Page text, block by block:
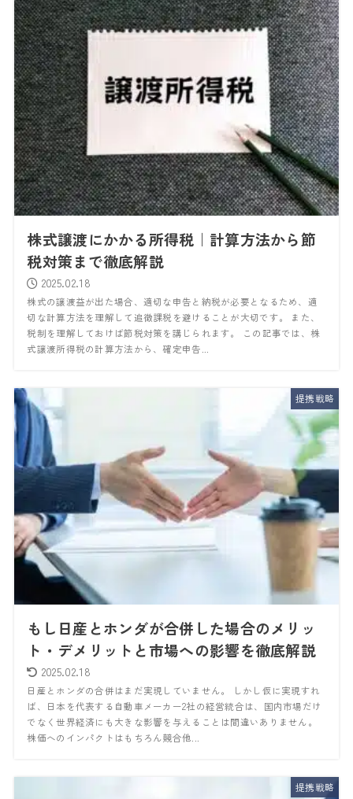
株式譲渡にかかる所得税｜計算方法から節
税対策まで徹底解説
2025.02.18
株式の譲渡益が出た場合、適切な申告と納税が必要となるため、適
切な計算方法を理解して追徴課税を避けることが大切です。 また、
税制を理解しておけば節税対策を講じられます。 この記事では、株
式譲渡所得税の計算方法から、確定申告...
提携戦略
もし日産とホンダが合併した場合のメリッ
ト・デメリットと市場への影響を徹底解説
2025.02.18
日産とホンダの合併はまだ実現していません。 しかし仮に実現すれ
ば、日本を代表する自動車メーカー2社の経営統合は、国内市場だけ
でなく世界経済にも大きな影響を与えることは間違いありません。
株価へのインパクトはもちろん競合他...
提携戦略